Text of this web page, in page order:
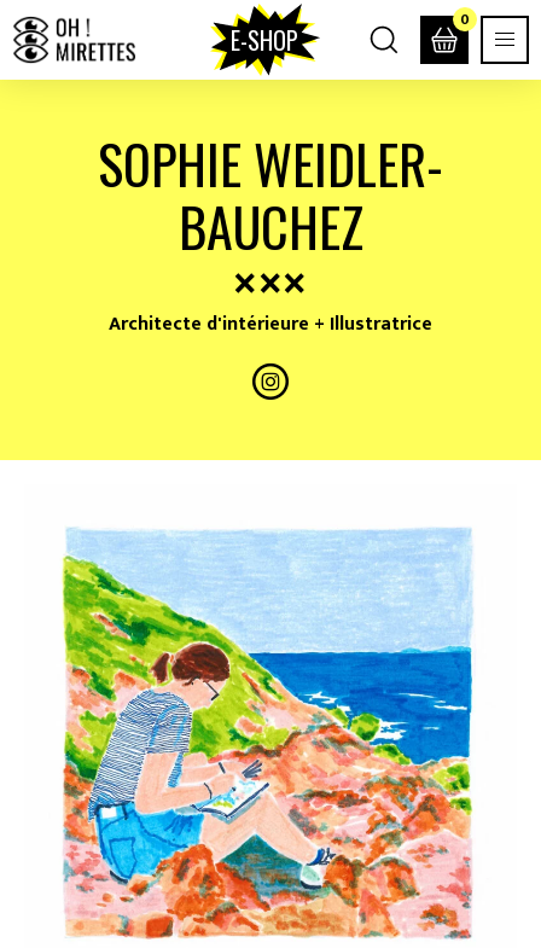
E-SHOP
0
SOPHIE WEIDLER-
BAUCHEZ
Architecte d'intérieure + Illustratrice